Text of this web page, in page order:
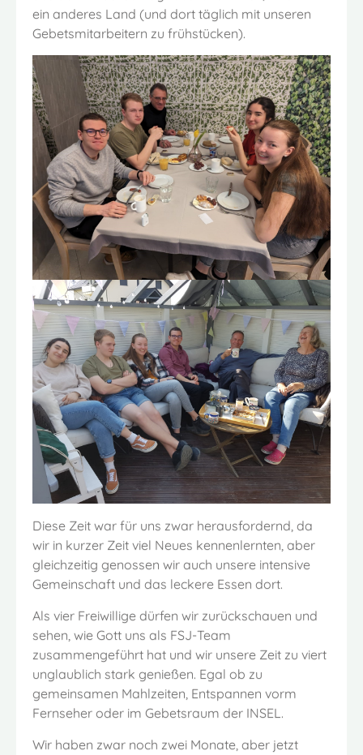
ein anderes Land (und dort täglich mit unseren
Gebetsmitarbeitern zu frühstücken).
Diese Zeit war für uns zwar herausfordernd, da
wir in kurzer Zeit viel Neues kennenlernten, aber
gleichzeitig genossen wir auch unsere intensive
Gemeinschaft und das leckere Essen dort.
Als vier Freiwillige dürfen wir zurückschauen und
sehen, wie Gott uns als FSJ-Team
zusammengeführt hat und wir unsere Zeit zu viert
unglaublich stark genießen. Egal ob zu
gemeinsamen Mahlzeiten, Entspannen vorm
Fernseher oder im Gebetsraum der INSEL.
Wir haben zwar noch zwei Monate, aber jetzt